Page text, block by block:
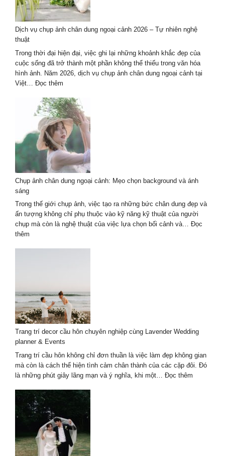
Hà
đẹp
&
uy
Dịch vụ chụp ảnh chân dung ngoại cảnh 2026 – Tự nhiên nghệ
thuật
Trong thời đại hiện đại, việc ghi lại những khoảnh khắc đẹp của
cuộc sống đã trở thành một phần không thể thiếu trong văn hóa
hình ảnh. Năm 2026, dịch vụ chụp ảnh chân dung ngoại cảnh tại
Việt… Đọc thêm
vụ
chụp
ảnh
chân
dung
ngoại
cảnh
2026
–
nhiên
nghệ
thuật
Chụp ảnh chân dung ngoại cảnh: Mẹo chọn background và ánh
sáng
Trong thế giới chụp ảnh, việc tạo ra những bức chân dung đẹp và
ấn tượng không chỉ phụ thuộc vào kỹ năng kỹ thuật của người
chụp mà còn là nghệ thuật của việc lựa chọn bối cảnh và… Đọc
thêm
cảnh:
Mẹo
chọn
background
và
ánh
sáng
Trang trí decor cầu hôn chuyên nghiệp cùng Lavender Wedding
planner & Events
Trang trí cầu hôn không chỉ đơn thuần là việc làm đẹp không gian
mà còn là cách thể hiện tình cảm chân thành của các cặp đôi. Đó
là những phút giây lãng mạn và ý nghĩa, khi một… Đọc thêm